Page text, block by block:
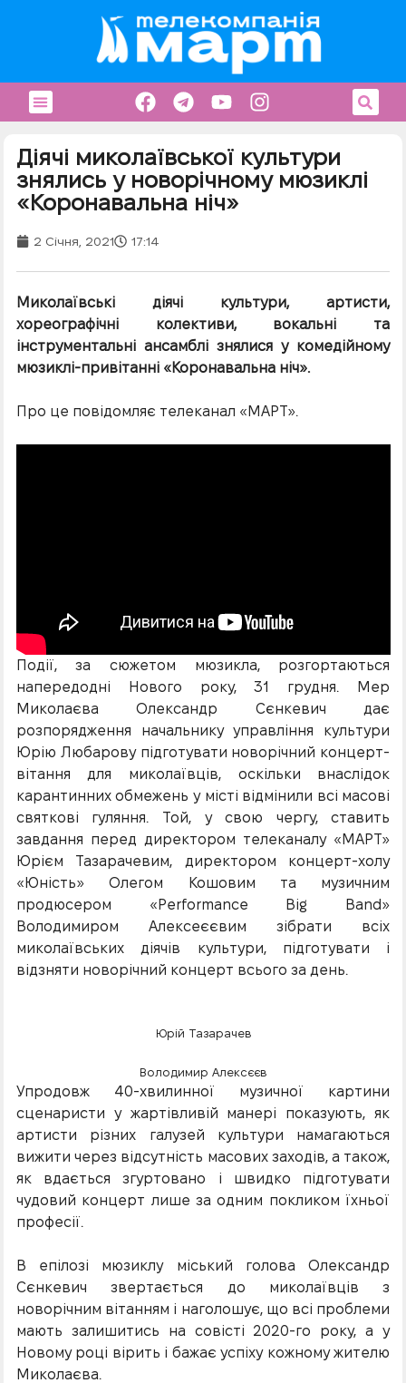
Діячі миколаївської культури
знялись у новорічному мюзиклі
«Коронавальна ніч»
2 Січня, 2021 17:14
Миколаївські діячі культури, артисти,
хореографічні колективи, вокальні та
інструментальні ансамблі знялися у комедійному
мюзиклі-привітанні «Коронавальна ніч».
Про це повідомляє телеканал «МАРТ».
Події, за сюжетом мюзикла, розгортаються
напередодні Нового року, 31 грудня. Мер
Миколаєва Олександр Сєнкевич дає
розпорядження начальнику управління культури
Юрію Любарову підготувати новорічний концерт-
вітання для миколаївців, оскільки внаслідок
карантинних обмежень у місті відмінили всі масові
святкові гуляння. Той, у свою чергу, ставить
завдання перед директором телеканалу «МАРТ»
Юрієм Тазарачевим, директором концерт-холу
«Юність» Олегом Кошовим та музичним
продюсером «Performance Big Band»
Володимиром Алексеєєвим зібрати всіх
миколаївських діячів культури, підготувати і
відзняти новорічний концерт всього за день.
Юрій Тазарачев
Володимир Алексєєв
Упродовж 40-хвилинної музичної картини
сценаристи у жартівливій манері показують, як
артисти різних галузей культури намагаються
вижити через відсутність масових заходів, а також,
як вдається згуртовано і швидко підготувати
чудовий концерт лише за одним покликом їхньої
професії.
В епілозі мюзиклу міський голова Олександр
Сєнкевич звертається до миколаївців з
новорічним вітанням і наголошує, що всі проблеми
мають залишитись на совісті 2020-го року, а у
Новому році вірить і бажає успіху кожному жителю
Миколаєва.